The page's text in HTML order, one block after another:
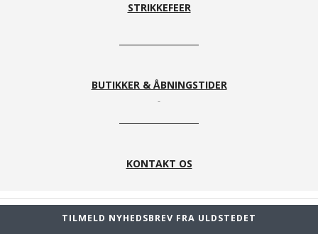
STRIKKEFEER
BUTIKKER & ÅBNINGSTIDER
KONTAKT OS
TILMELD NYHEDSBREV FRA ULDSTEDET